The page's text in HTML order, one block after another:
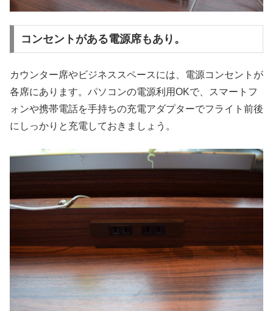
コンセントがある電源席もあり。
カウンター席やビジネススペースには、電源コンセントが
各席にあります。パソコンの電源利用OKで、スマートフ
ォンや携帯電話を手持ちの充電アダプターでフライト前後
にしっかりと充電しておきましょう。